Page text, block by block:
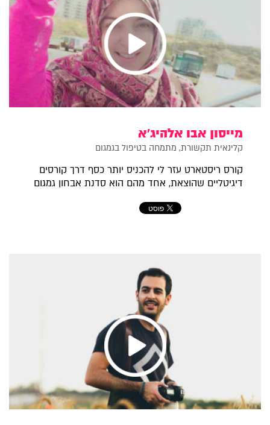
מייסון אבו אלהיג'א
קלינאית תקשורת, מתמחה בטיפול בגמגום
קורס ריסטארט עזר לי להכניס יותר כסף דרך קורסים
דיגיטליים שהוצאת, אחד מהם הוא סדנת אבחון גמגום